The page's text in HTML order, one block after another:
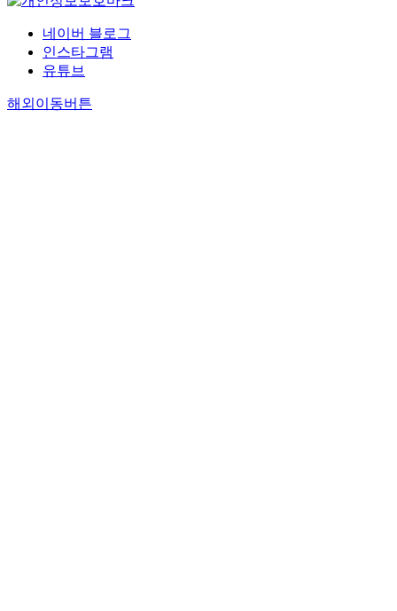
네이버 블로그
인스타그램
유튜브
해외이동버튼